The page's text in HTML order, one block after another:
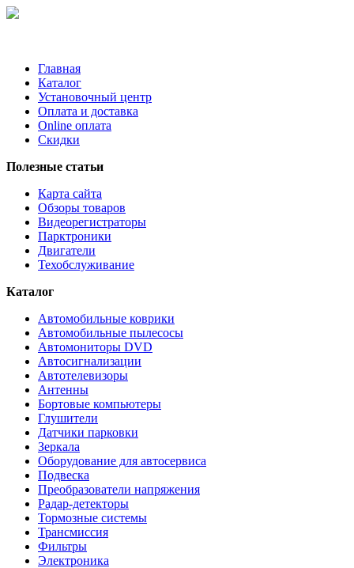
Главная
Каталог
Установочный центр
Оплата и доставка
Online оплата
Скидки
Полезные статьи
Карта сайта
Обзоры товаров
Видеорегистраторы
Парктроники
Двигатели
Техобслуживание
Каталог
Автомобильные коврики
Автомобильные пылесосы
Автомониторы DVD
Автосигнализации
Автотелевизоры
Антенны
Бортовые компьютеры
Глушители
Датчики парковки
Зеркала
Оборудование для автосервиса
Подвеска
Преобразователи напряжения
Радар-детекторы
Тормозные системы
Трансмиссия
Фильтры
Электроника